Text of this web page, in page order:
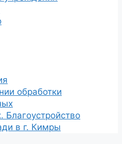
обработки
Благоустройство
в г. Кимры